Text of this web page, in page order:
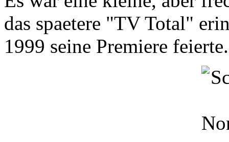
das spaetere "TV Total"
1999 seine Premiere feierte.